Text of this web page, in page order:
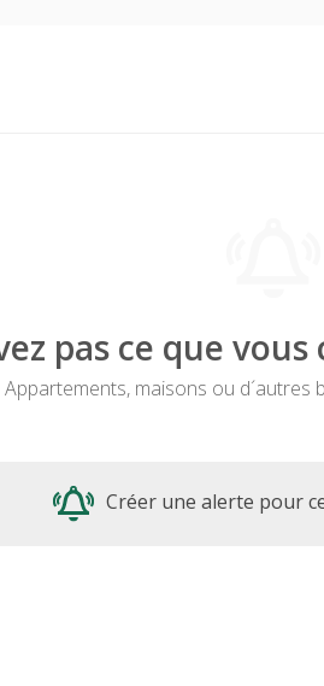
pas ce que
Appartements, maisons ou d´autres
Créer une alerte pour